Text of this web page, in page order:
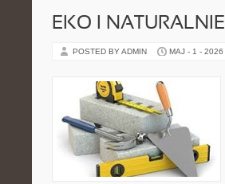
EKO I NATURALNIE
POSTED BY ADMIN MAJ - 1 - 2026